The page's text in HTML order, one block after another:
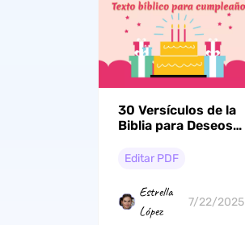
30 Versículos de la
Biblia para Deseos
Enviar a Hijo/Hija
Editar PDF
Estrella
López
7/22/2025